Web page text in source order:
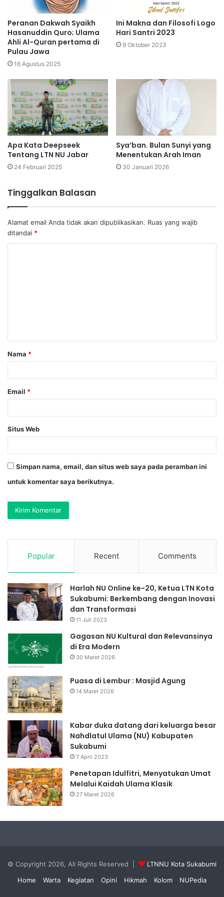
Peranan Dakwah Syaikh
Hasanuddin Quro; Ulama
Ahli Al-Quran pertama di
Pulau Jawa
16 Agustus 2025
Ini Makna dan Filosofi Logo
Hari Santri 2023
9 Oktober 2023
Apa Kata Deepseek
Tentang LTN NU Jabar
24 Februari 2025
Sya’ban. Bulan Sunyi yang
Menentukan Arah Iman
30 Januari 2026
Tinggalkan Balasan
Alamat email Anda tidak akan dipublikasikan. Ruas yang wajib
ditandai *
a
r
Nama *
Email *
Situs Web
Simpan nama, email, dan situs web saya pada peramban ini
untuk komentar saya berikutnya.
Popular Recent Comments
Harlah NU Online ke-20, Ketua LTN Kota
Sukabumi: Berkembang dengan Inovasi
dan Transformasi
11 Juli 2023
Gagasan NU Kultural dan Relevansinya
di Era Modern
30 Maret 2026
Puasa di Lembur : Masjid Agung
14 Maret 2026
Kabar duka datang dari keluarga besar
Nahdlatul Ulama (NU) Kabupaten
Sukabumi
7 April 2023
Penetapan Idulfitri, Menyatukan Umat
Melalui Kaidah Ulama Klasik
27 Maret 2026
© Copyright 2026, All Rights Reserved |
LTNNU Kota Sukabumi
Home
Warta Kegiatan Opini Hikmah Kolom NUPedia